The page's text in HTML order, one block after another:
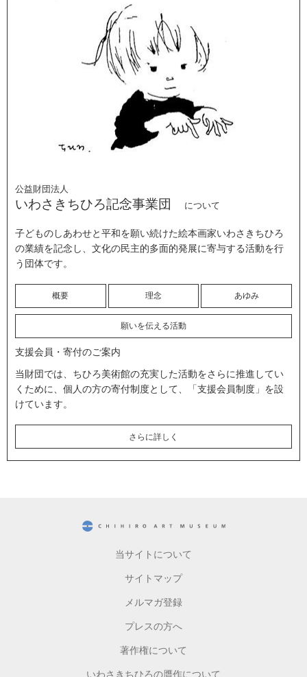
公益財団法人
いわさきちひろ記念事業団 について
子どものしあわせと平和を願い続けた絵本画家いわさきちひろ
の業績を記念し、文化の民主的多面的発展に寄与する活動を行
う団体です。
概要 理念 あゆみ
願いを伝える活動
支援会員・寄付のご案内
当財団では、ちひろ美術館の充実した活動をさらに推進してい
くために、個人の方の寄付制度として、「支援会員制度」を設
けています。
さらに詳しく
当サイトについて
サイトマップ
メルマガ登録
プレスの方へ
著作権について
いわさきちひろの贋作について